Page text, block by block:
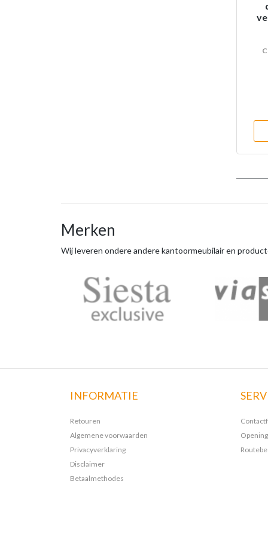
Merken
Wij leveren ondere andere kantoormeubilair en
INFORMATIE
Retouren
Algemene voorwaarden
Privacyverklaring
Disclaimer
Betaalmethodes